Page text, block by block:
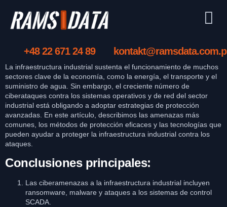
+48 22 671 24 89
La infraestructura industrial sustenta el funcionamiento de muchos
sectores clave de la economía, como la energía, el transporte y el
suministro de agua. Sin embargo, el creciente número de
ciberataques contra los sistemas operativos y de red del sector
industrial está obligando a adoptar estrategias de protección
avanzadas. En este artículo, describimos las amenazas más
comunes, los métodos de protección eficaces y las tecnologías que
pueden ayudar a proteger la infraestructura industrial contra los
ataques.
Conclusiones principales:
Las ciberamenazas a la infraestructura industrial incluyen
ransomware, malware y ataques a los sistemas de control
SCADA.